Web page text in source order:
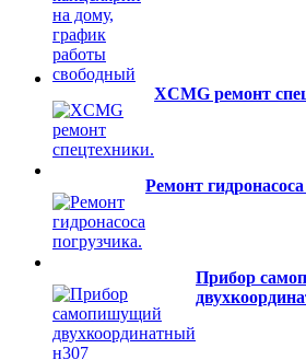
XCMG ремонт
Ремонт
Прибор